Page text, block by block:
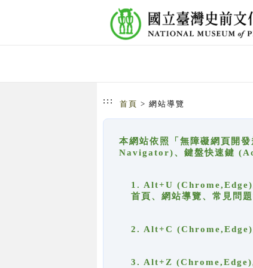
::: 首頁 > 網站導覽
本網站依照「無障礙網頁開
Navigator)、鍵盤快速鍵
1. Alt+U
首頁、網站導覽、常見問題
2. Alt+C
3. Alt+Z